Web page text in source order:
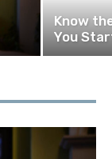
Know
You